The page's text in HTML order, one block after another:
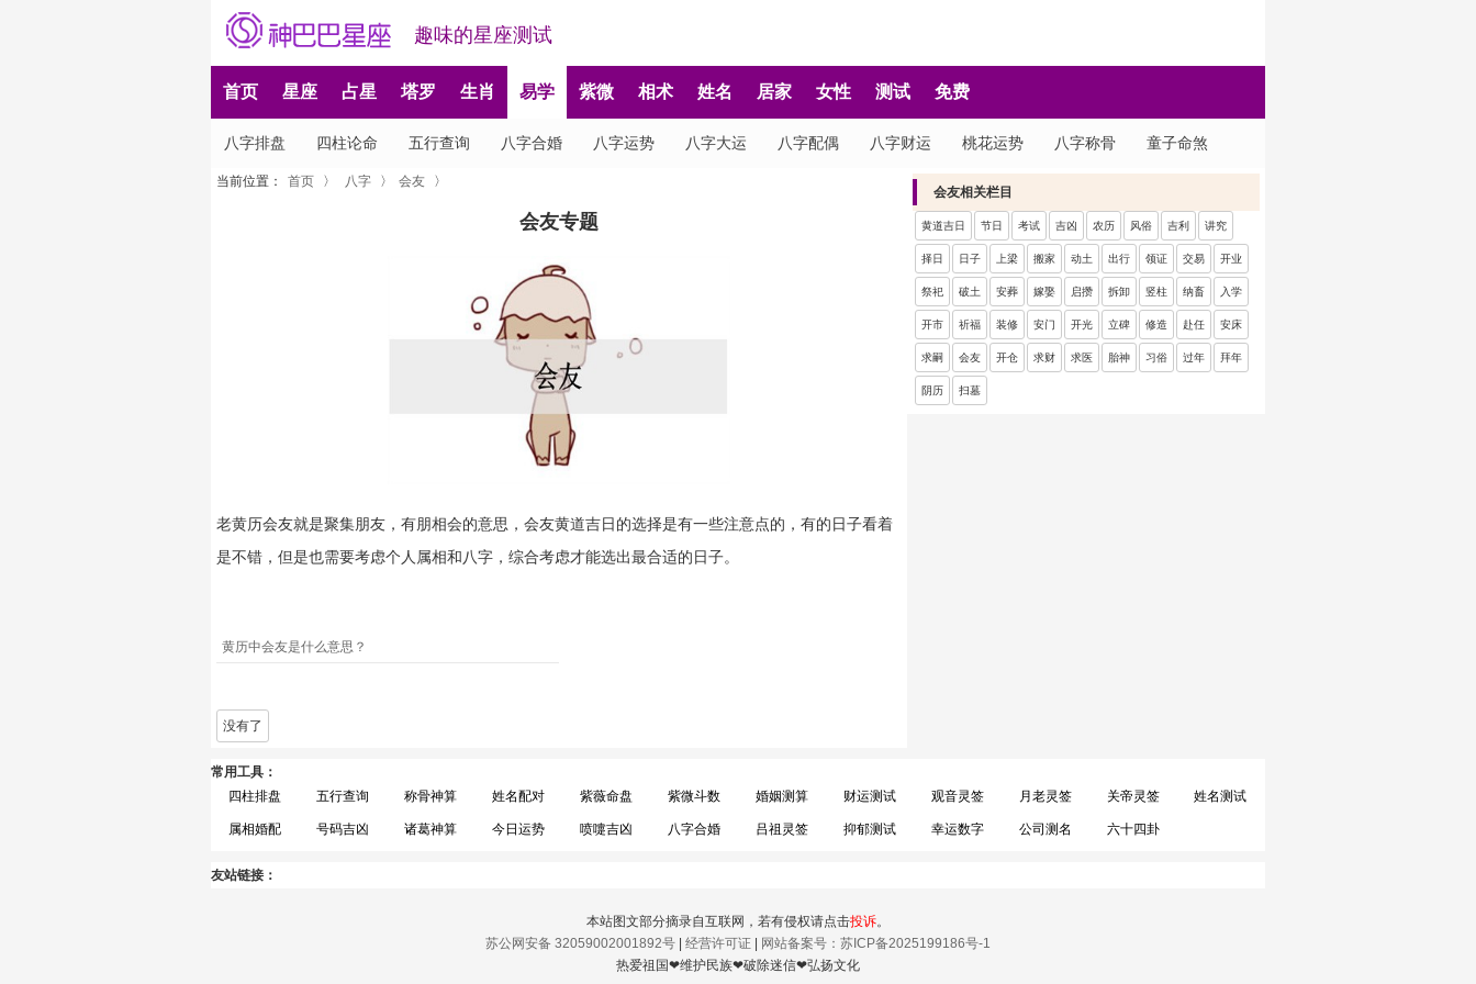
趣味的星座测试
首页 星座 占星 塔罗 生肖 易学 紫微 相术 姓名 居家 女性 测试 免费
八字排盘 四柱论命 五行查询 八字合婚 八字运势 八字大运 八字配偶 八字财运 桃花运势 八字称骨 童子命煞
当前位置： 首页 〉 八字 〉 会友 〉
会友专题
老黄历会友就是聚集朋友，有朋相会的意思，会友黄道吉日的选择是有一些注意点的，有的日子看着
是不错，但是也需要考虑个人属相和八字，综合考虑才能选出最合适的日子。
黄历中会友是什么意思？
没有了
会友相关栏目
黄道吉日 节日 考试 吉凶 农历 风俗 吉利 讲究
择日 日子 上梁 搬家 动土 出行 领证 交易 开业
祭祀 破土 安葬 嫁娶 启攒 拆卸 竖柱 纳畜 入学
开市 祈福 装修 安门 开光 立碑 修造 赴任 安床
求嗣 会友 开仓 求财 求医 胎神 习俗 过年 拜年
阴历 扫墓
常用工具：
四柱排盘
五行查询 称骨神算 姓名配对 紫薇命盘 紫微斗数 婚姻测算 财运测试 观音灵签 月老灵签 关帝灵签 姓名测试
属相婚配 号码吉凶 诸葛神算 今日运势 喷嚏吉凶 八字合婚 吕祖灵签 抑郁测试 幸运数字 公司测名 六十四卦
友站链接：
本站图文部分摘录自互联网，若有侵权请点击投诉。
苏公网安备 32059002001892号 | 经营许可证 | 网站备案号：苏ICP备2025199186号-1
热爱祖国❤维护民族❤破除迷信❤弘扬文化